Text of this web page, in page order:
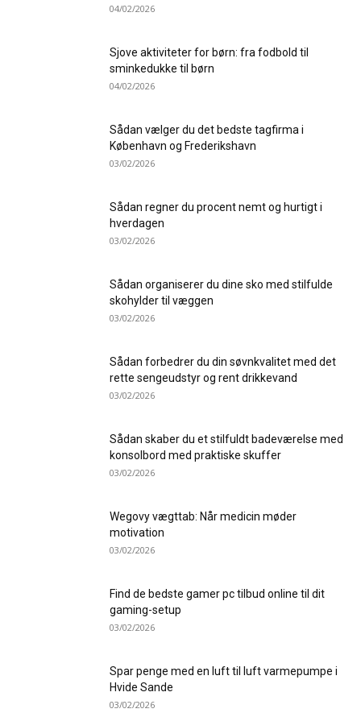
04/02/2026
Sjove aktiviteter for børn: fra fodbold til
sminkedukke til børn
04/02/2026
Sådan vælger du det bedste tagfirma i
København og Frederikshavn
03/02/2026
Sådan regner du procent nemt og hurtigt i
hverdagen
03/02/2026
Sådan organiserer du dine sko med stilfulde
skohylder til væggen
03/02/2026
Sådan forbedrer du din søvnkvalitet med det
rette sengeudstyr og rent drikkevand
03/02/2026
Sådan skaber du et stilfuldt badeværelse med
konsolbord med praktiske skuffer
03/02/2026
Wegovy vægttab: Når medicin møder
motivation
03/02/2026
Find de bedste gamer pc tilbud online til dit
gaming-setup
03/02/2026
Spar penge med en luft til luft varmepumpe i
Hvide Sande
03/02/2026